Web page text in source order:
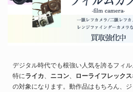
デジタル時代でも根強い人気を誇るフィル
特に ライカ ニコン ローライフレックス
の対象になります。動作品はもちろん、